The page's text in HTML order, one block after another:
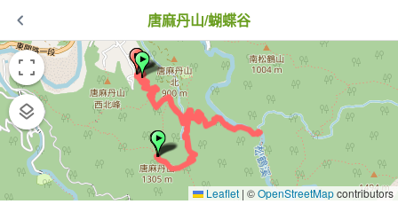
唐麻丹山/蝴蝶谷
Leaflet | ©OpenStreetMapcontributors